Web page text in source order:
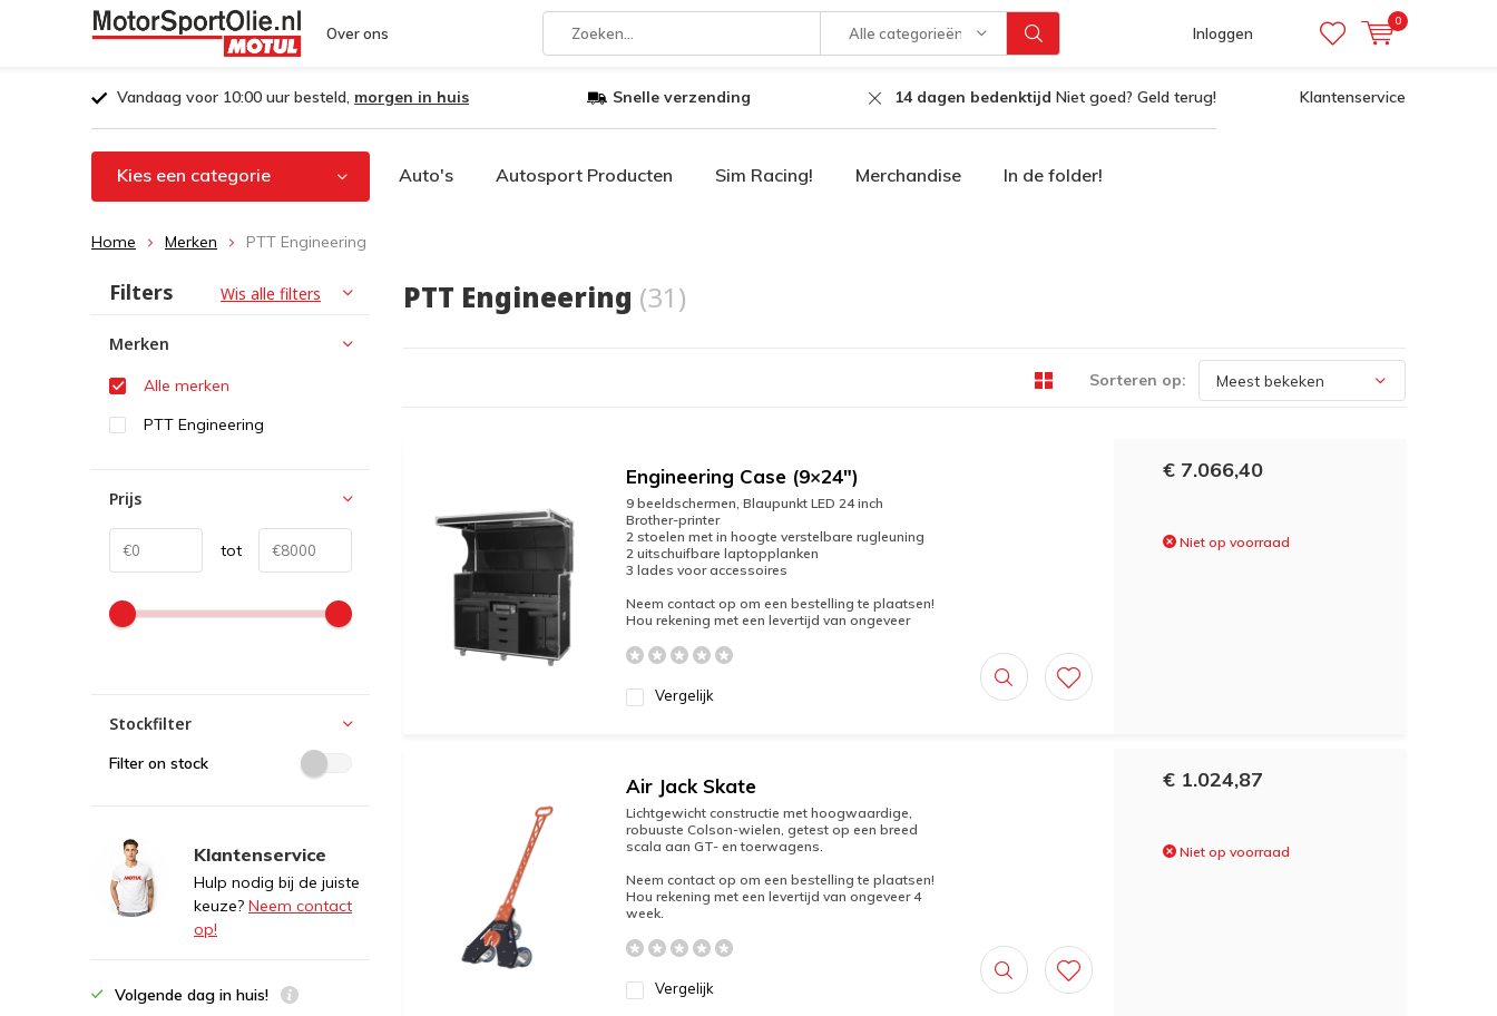
Over ons Alle categorieën Inloggen
0
Vandaag voor 10:00 uur besteld, morgen in huis Snelle verzending 14 dagen bedenktijd Niet goed? Geld terug! Klantenservice
Kies een categorie Auto's Autosport Producten Sim Racing! Merchandise In de folder!
Home Merken PTT Engineering
PTT Engineering (31)
Sorteren op:
Engineering Case (9×24″)
9 beeldschermen, Blaupunkt LED 24 inch
Brother-printer
2 stoelen met in hoogte verstelbare rugleuning
2 uitschuifbare laptopplanken
3 lades voor accessoires
Neem contact op om een bestelling te plaatsen!
Hou rekening met een levertijd van ongeveer
Vergelijk
€ 7.066,40
Niet op voorraad
Air Jack Skate
Lichtgewicht constructie met hoogwaardige,
robuuste Colson-wielen, getest op een breed
scala aan GT- en toerwagens.
Neem contact op om een bestelling te plaatsen!
Hou rekening met een levertijd van ongeveer 4
week.
Vergelijk
€ 1.024,87
Niet op voorraad
Filters Wis alle filters
Merken
Alle merken
PTT Engineering
Prijs
tot
Stockfilter
Filter on stock
Klantenservice
Hulp nodig bij de juiste
keuze? Neem contact
op!
Volgende dag in huis!